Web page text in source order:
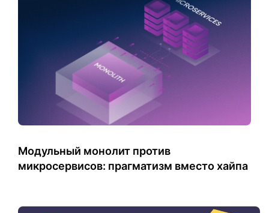
Модульный монолит против
микросервисов: прагматизм вместо хайпа